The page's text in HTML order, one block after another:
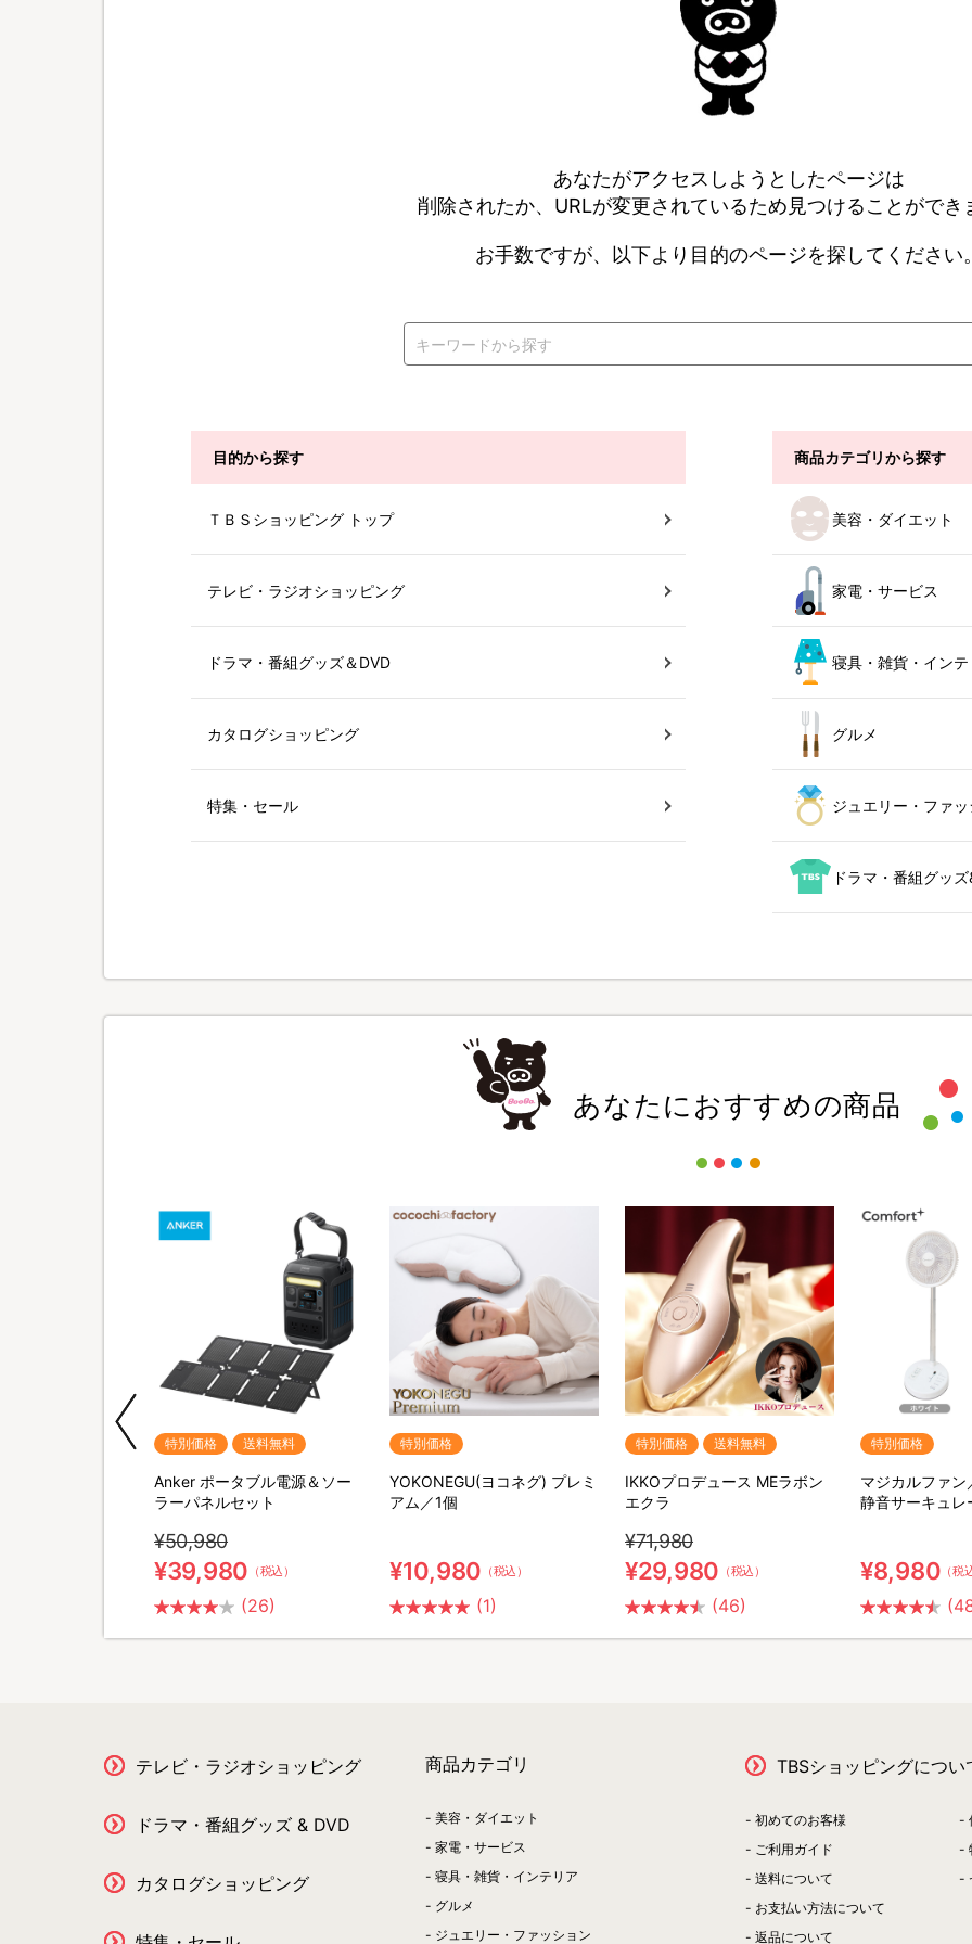
あなたがアクセスしようとしたページは
削除されたか、URLが変更されているため見つけることができ
お手数ですが、以下より目的のページを探してください
目的から探す
ＴＢＳショッピング トップ
テレビ・ラジオショッピング
ドラマ・番組グッズ＆DVD
カタログショッピング
特集・セール
商品カテゴリから探す
美容・ダイエット
家電・サービス
寝具・雑貨・イン
グルメ
ジュエリー・ファ
ドラマ・番組グッ
あなたにおすすめの商品
特別価格 送料無料
Anker ポータブル電源＆ソー
ラーパネルセット
¥50,980
¥39,980 （税込）
(26)
特別価格
YOKONEGU(ヨコネグ) プレミ
アム／1個
¥10,980 （税込）
(1)
特別価格 送料無料
IKKOプロデュース MEラボン
エクラ
¥71,980
¥29,980 （税込）
(46)
特別価格
マジカルファン
静音サーキュレ
¥8,980 （税
テレビ・ラジオショッピング
ドラマ・番組グッズ & DVD
カタログショッピング
商品カテゴリ
美容・ダイエット
家電・サービス
寝具・雑貨・インテリア
グルメ
ジュエリー・ファッション
TBSショッピングについ
初めてのお客様
ご利用ガイド
送料について
お支払い方法について
返品について